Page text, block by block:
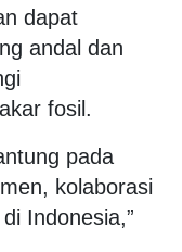
dapat
andal dan
fosil.
pada
kolaborasi
Indonesia,”